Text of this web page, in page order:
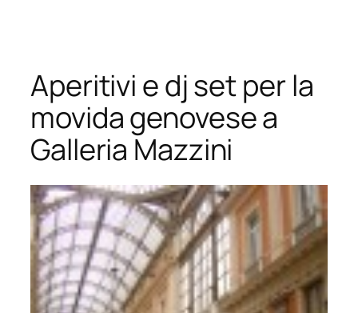
contenuto
Aperitivi e dj set per la
movida genovese a
Galleria Mazzini